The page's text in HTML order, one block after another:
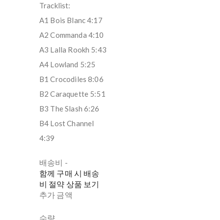
Tracklist:
A1 Bois Blanc 4:17
A2 Commanda 4:10
A3 Lalla Rookh 5:43
A4 Lowland 5:25
B1 Crocodiles 8:06
B2 Caraquette 5:51
B3 The Slash 6:26
B4 Lost Channel
4:39
배송비 -
함께 구매 시 배송
비 절약 상품 보기
추가 금액
수량